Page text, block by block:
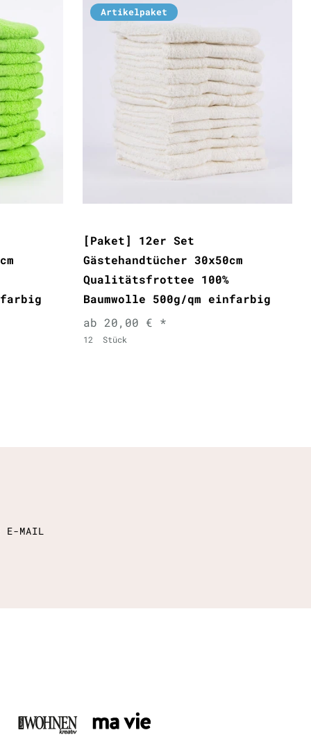
Artikelpaket
[Paket] 12er Set
Gästehandtücher 30x50cm
Qualitätsfrottee 100%
Baumwolle 500g/qm einfarbig
ab 20,00 € *
12 Stück
E-MAIL